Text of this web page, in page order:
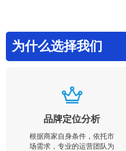
为什么选择我们
品牌定位分析
根据商家自身条件，依托市
场需求，专业的运营团队为